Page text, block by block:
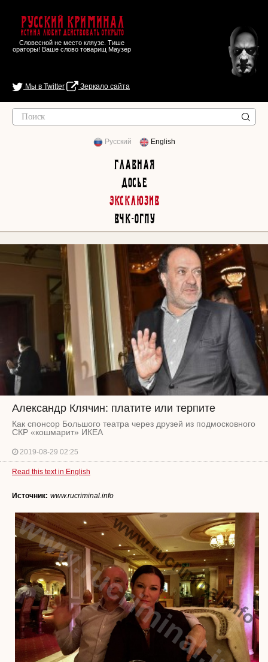
Русский Криминал
Истина любит действовать открыто
Словесной не место кляузе. Тише
ораторы! Ваше слово товарищ Маузер
Мы в Twitter Зеркало сайта
Русский English
Главная
Досье
Эксклюзив
ВЧК-ОГПУ
Александр Клячин: платите или терпите
Как спонсор Большого театра через друзей из подмосковного
СКР «кошмарит» ИКЕА
2019-08-29 02:25
Read this text in English
Источник: www.rucriminal.info